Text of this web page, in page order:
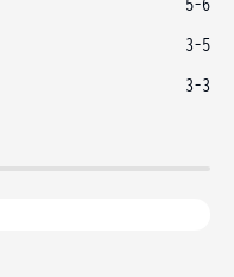
5-6
3-5
3-3